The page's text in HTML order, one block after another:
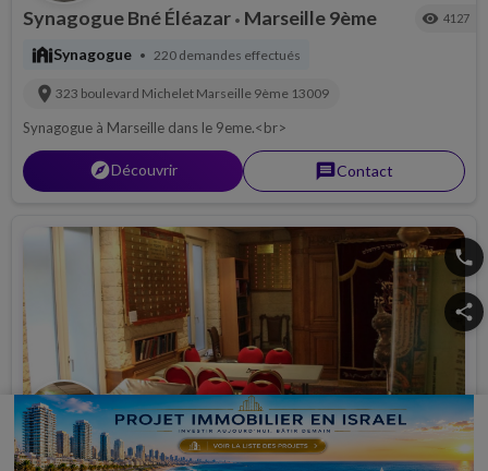
Synagogue Bné Éléazar • Marseille 9ème visibility 4127
synagogueSynagogue • 220 demandes effectués
location_on 323 boulevard Michelet Marseille 9ème 13009
Synagogue à Marseille dans le 9eme.<br>
explorerDécouvrir messageContact
phone
share